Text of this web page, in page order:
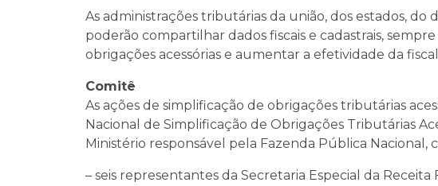
As administrações tributárias da união, dos estados,
poderão compartilhar dados fiscais e cadastrais,
obrigações acessórias e aumentar a efetividade da
Comitê
As ações de simplificação de obrigações tributárias
Nacional de Simplificação de Obrigações Tributárias
Ministério responsável pela Fazenda Pública Nacional,
– seis representantes da Secretaria Especial da